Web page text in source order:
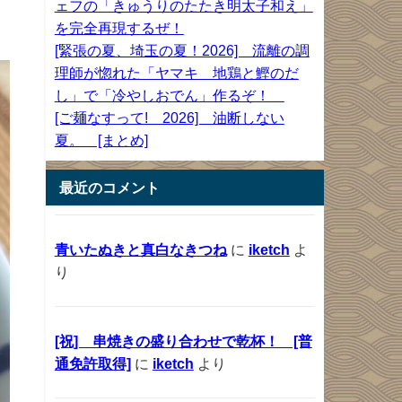
ェフの「きゅうりのたたき明太子和え」
を完全再現するぜ！
[緊張の夏、埼玉の夏！2026] 流離の調
理師が惚れた「ヤマキ 地鶏と鰹のだ
し」で「冷やしおでん」作るぞ！
[ご麺なすって! 2026] 油断しない
夏。 [まとめ]
最近のコメント
青いたぬきと真白なきつねに iketch よ
り
[祝] 串焼きの盛り合わせで乾杯！ [普
通免許取得] に iketch より